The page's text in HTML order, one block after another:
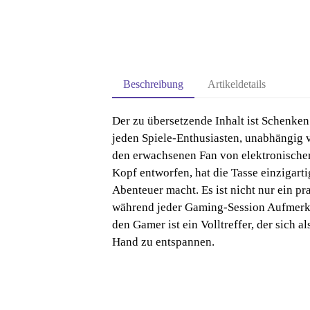
Beschreibung Artikeldetails
Der zu übersetzende Inhalt ist
jeden Spiele-Enthusiasten,
den erwachsenen Fan von
Kopf entworfen, hat die Tasse
Abenteuer macht. Es ist nicht nur ein
während jeder Gaming-Session
den Gamer ist ein Volltreffer, der sich
Hand zu entspannen.